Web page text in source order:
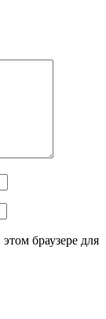
браузере для